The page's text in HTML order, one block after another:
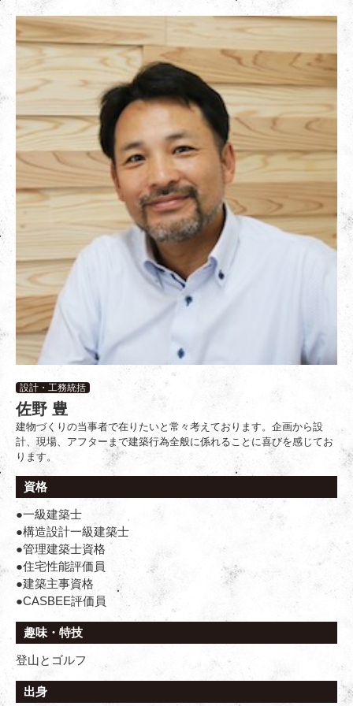
設計・工務統括
佐野 豊
建物づくりの当事者で在りたいと常々考えております。企画から設
計、現場、アフターまで建築行為全般に係れることに喜びを感じてお
ります。
資格
●一級建築士
●構造設計一級建築士
●管理建築士資格
●住宅性能評価員
●建築主事資格
●CASBEE評価員
趣味・特技
登山とゴルフ
出身